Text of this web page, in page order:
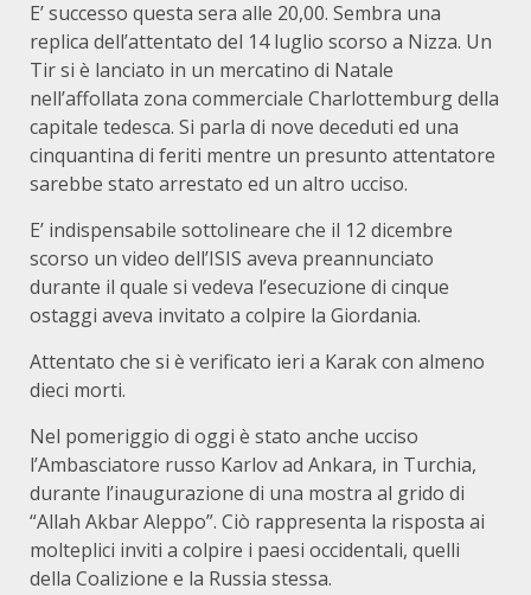
E’ successo questa sera alle 20,00. Sembra una
replica dell’attentato del 14 luglio scorso a Nizza. Un
Tir si è lanciato in un mercatino di Natale
nell’affollata zona commerciale Charlottemburg della
capitale tedesca. Si parla di nove deceduti ed una
cinquantina di feriti mentre un presunto attentatore
sarebbe stato arrestato ed un altro ucciso.
E’ indispensabile sottolineare che il 12 dicembre
scorso un video dell’ISIS aveva preannunciato
durante il quale si vedeva l’esecuzione di cinque
ostaggi aveva invitato a colpire la Giordania.
Attentato che si è verificato ieri a Karak con almeno
dieci morti.
Nel pomeriggio di oggi è stato anche ucciso
l’Ambasciatore russo Karlov ad Ankara, in Turchia,
durante l’inaugurazione di una mostra al grido di
“Allah Akbar Aleppo”. Ciò rappresenta la risposta ai
molteplici inviti a colpire i paesi occidentali, quelli
della Coalizione e la Russia stessa.